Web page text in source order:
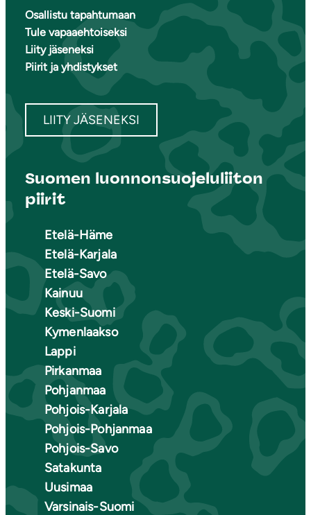
Osallistu tapahtumaan
Tule vapaaehtoiseksi
Liity jäseneksi
Piirit ja yhdistykset
LIITY JÄSENEKSI
Suomen luonnonsuojeluliiton
piirit
Etelä-Häme
Etelä-Karjala
Etelä-Savo
Kainuu
Keski-Suomi
Kymenlaakso
Lappi
Pirkanmaa
Pohjanmaa
Pohjois-Karjala
Pohjois-Pohjanmaa
Pohjois-Savo
Satakunta
Uusimaa
Varsinais-Suomi